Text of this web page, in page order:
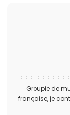
Groupie de
française, je